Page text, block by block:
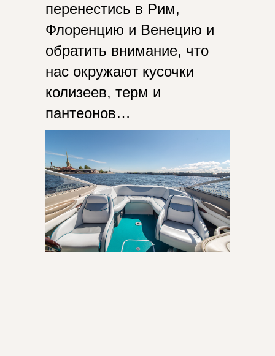
перенестись в Рим,
Флоренцию и Венецию и
обратить внимание, что
нас окружают кусочки
колизеев, терм и
пантеонов…